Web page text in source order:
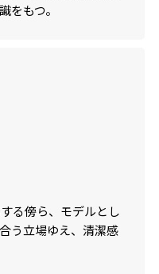
をもつ。
る傍ら、モデルとし
う立場ゆえ、清潔感